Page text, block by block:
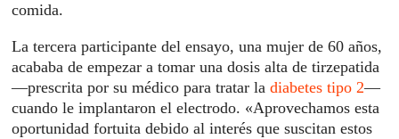
comida.
La tercera participante del ensayo, una mujer de 60 años,
acababa de empezar a tomar una dosis alta de tirzepatida
—prescrita por su médico para tratar ladiabetes tipo 2—
cuando le implantaron el electrodo. «Aprovechamos esta
oportunidad fortuita debido al interés que suscitan estos